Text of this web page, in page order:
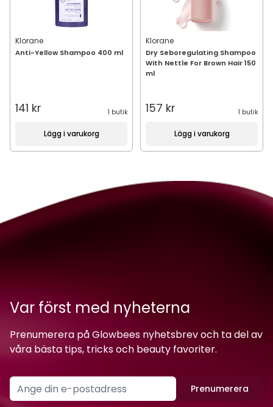
Klorane
Anti-Yellow Shampoo 400 ml
141 kr 1 butik
Lägg i varukorg
Klorane
Dry Seboregulating Shampoo
With Nettle For Brown Hair 150
ml
157 kr 1 butik
Lägg i varukorg
Var först med nyheterna
Prenumerera på Glowbees nyhetsbrev och ta del av
våra bästa tips, tricks och beauty favoriter.
Prenumerera